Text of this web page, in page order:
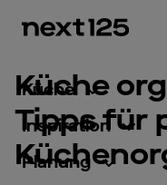
Küche
Inspiration
Planung
Küche
Tipps für